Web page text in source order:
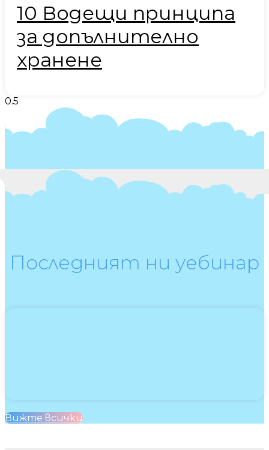
10 Водещи принципа
за допълнително
хранене
Последният ни уебинар
Вижте всички